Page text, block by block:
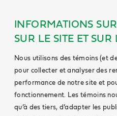
INFORMATIONS
SUR LE SITE ET SUR
Nous utilisons des témoins (et
pour collecter et analyser des
performance de notre site et
fonctionnement. Les témoins
qu’à des tiers, d’adapter les